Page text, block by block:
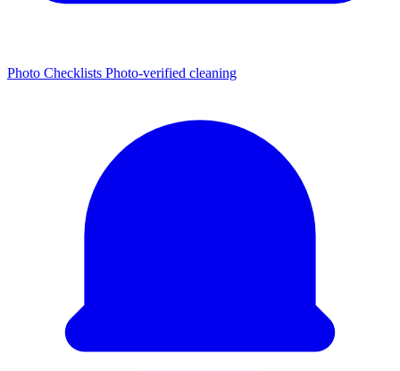
Photo Checklists Photo-verified cleaning